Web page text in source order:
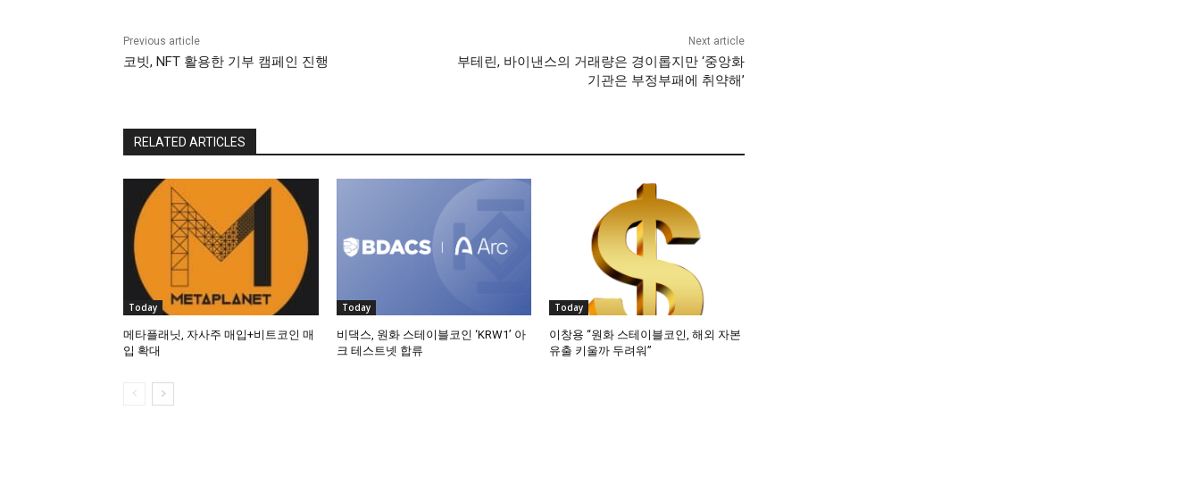
Previous article
코빗, NFT 활용한 기부 캠페인 진행
Next article
부테린, 바이낸스의 거래량은 경이롭지만 ‘중앙화
기관은 부정부패에 취약해’
RELATED ARTICLES
Today
메타플래닛, 자사주 매입+비트코인 매
입 확대
Today
비댁스, 원화 스테이블코인 ‘KRW1’ 아
크 테스트넷 합류
Today
이창용 “원화 스테이블코인, 해외 자본
유출 키울까 두려워”